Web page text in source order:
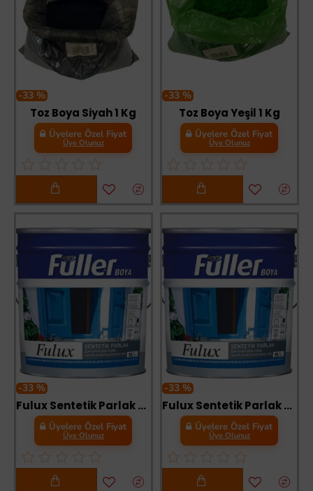
-33 %
Toz Boya Siyah 1 Kg
Üyelere Özel Fiyat
Üye Olunuz
-33 %
Toz Boya Yeşil 1 Kg
Üyelere Özel Fiyat
Üye Olunuz
-33 %
Fulux Sentetik Parlak Boya 0,25 Litre Bayrak Kırmızı
Üyelere Özel Fiyat
Üye Olunuz
-33 %
Fulux Sentetik Parlak Boya 0,25 Litre Boncuk Mavi
Üyelere Özel Fiyat
Üye Olunuz